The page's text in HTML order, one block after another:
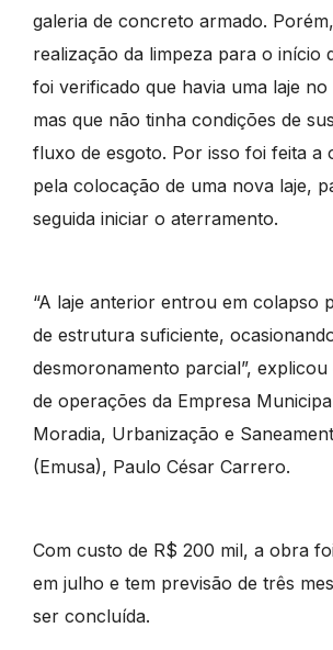
galeria de concreto armado.
realização da limpeza para o início
foi verificado que havia uma laje no
mas que não tinha condições de
fluxo de esgoto. Por isso foi feita a
pela colocação de uma nova laje,
seguida iniciar o aterramento.
“A laje anterior entrou em colapso
de estrutura suficiente,
desmoronamento parcial”,
de operações da Empresa
Moradia, Urbanização e
(Emusa), Paulo César Carrero.
Com custo de R$ 200 mil, a obra
em julho e tem previsão de três
ser concluída.